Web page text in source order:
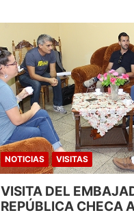
NOTICIAS VISITAS
VISITA DEL
REPÚBLICA CHECA